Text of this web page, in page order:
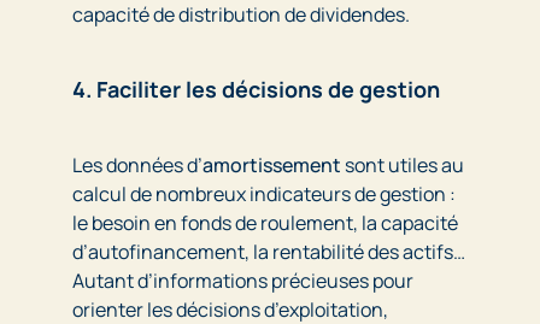
capacité de distribution de dividendes.
4. Faciliter les décisions de gestion
Les données d’amortissement sont utiles au
calcul de nombreux indicateurs de gestion :
le besoin en fonds de roulement, la capacité
d’autofinancement, la rentabilité des actifs…
Autant d’informations précieuses pour
orienter les décisions d’exploitation,